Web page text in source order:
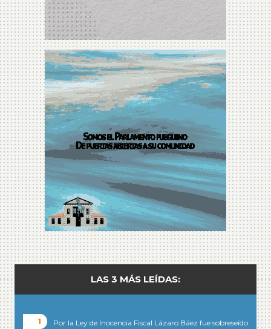
LAS 3 MÁS LEÍDAS:
Por la Ley de Inocencia Fiscal Lázaro Báez fue sobreseído